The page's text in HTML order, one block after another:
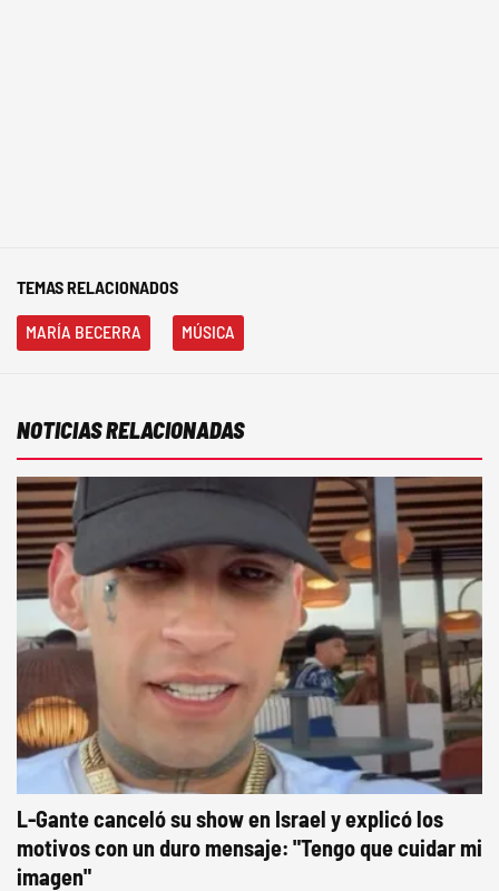
TEMAS RELACIONADOS
MARÍA BECERRA MÚSICA
NOTICIAS RELACIONADAS
L-Gante canceló su show en Israel y explicó los
motivos con un duro mensaje: "Tengo que cuidar mi
imagen"